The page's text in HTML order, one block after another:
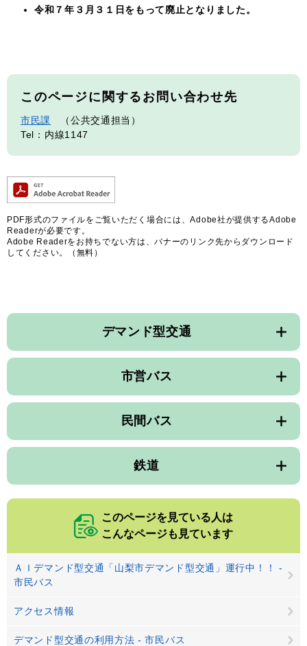
令和７年３月３１日をもって廃止となりました。
このページに関するお問い合わせ先
市民課
公共交通担当
Tel：内線1147
PDF形式のファイルをご覧いただく場合には、Adobe社が提供するAdobe
Readerが必要です。
Adobe Readerをお持ちでない方は、バナーのリンク先からダウンロード
してください。（無料）
デマンド型交通
市営バス
民間バス
鉄道
このページを見ている人は
こんなページも見ています
ＡＩデマンド型交通「山梨市デマンド型交通」運行中！！ -
市民バス
アクセス情報
デマンド型交通の利用方法 - 市民バス